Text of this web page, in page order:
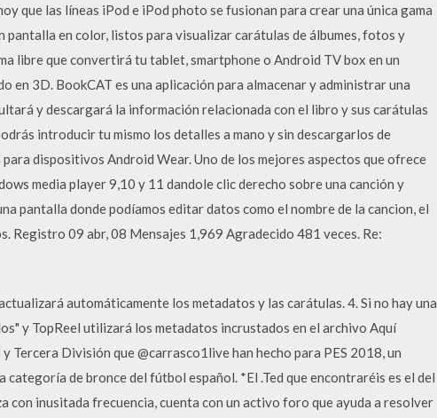
que las líneas iPod e iPod photo se fusionan para crear una única gama
en color, listos para visualizar carátulas de álbumes, fotos y
libre que convertirá tu tablet, smartphone o Android TV box en un
3D. BookCAT es una aplicación para almacenar y administrar una
y descargará la información relacionada con el libro y sus carátulas
introducir tu mismo los detalles a mano y sin descargarlos de
dispositivos Android Wear. Uno de los mejores aspectos que ofrece
media player 9,10 y 11 dandole clic derecho sobre una canción y
pantalla donde podíamos editar datos como el nombre de la cancion, el
Registro 09 abr, 08 Mensajes 1,969 Agradecido 481 veces. Re:
automáticamente los metadatos y las carátulas. 4. Si no hay una
y TopReel utilizará los metadatos incrustados en el archivo Aquí
Tercera División que @carrasco1live han hecho para PES 2018, un
de bronce del fútbol español. *El .Ted que encontraréis es el del
con inusitada frecuencia, cuenta con un activo foro que ayuda a resolver